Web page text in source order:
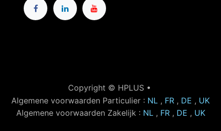
Copyright © HPLUS •
Algemene voorwaarden Particulier : NL , FR , DE , UK
Algemene voorwaarden Zakelijk : NL, FR, DE , UK